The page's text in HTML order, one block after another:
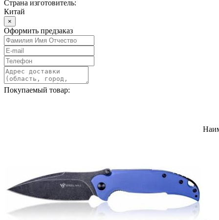
Страна изготовитель:
Китай
×
Оформить предзаказ
Покупаемый товар: